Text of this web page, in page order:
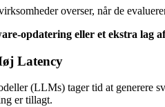
overser, når de
opdatering eller et ekstra lag
Latency
(LLMs) tager tid at generere
er tillagt.